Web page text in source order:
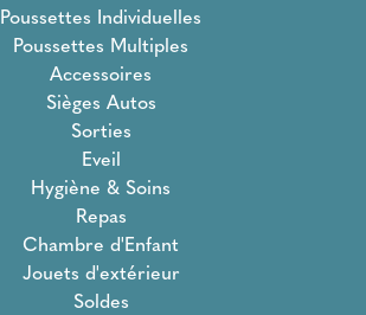
Poussettes Individuelles
Poussettes Multiples
Accessoires
Sièges Autos
Sorties
Eveil
Hygiène & Soins
Repas
Chambre d'Enfant
Jouets d'extérieur
Soldes